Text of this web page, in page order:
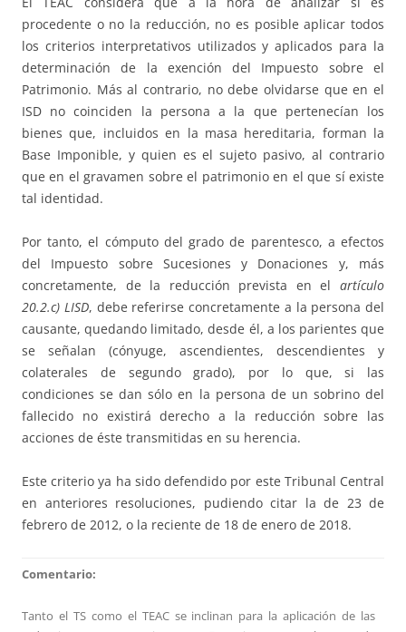
procedente o no la reducción, no es posible aplicar todos
los criterios interpretativos utilizados y aplicados para la
determinación de la exención del Impuesto sobre el
Patrimonio. Más al contrario, no debe olvidarse que en el
ISD no coinciden la persona a la que pertenecían los
bienes que, incluidos en la masa hereditaria, forman la
Base Imponible, y quien es el sujeto pasivo, al contrario
que en el gravamen sobre el patrimonio en el que sí existe
tal identidad.
Por tanto, el cómputo del grado de parentesco, a efectos
del Impuesto sobre Sucesiones y Donaciones y, más
concretamente, de la reducción prevista en el artículo
20.2.c) LISD, debe referirse concretamente a la persona del
causante, quedando limitado, desde él, a los parientes que
se señalan (cónyuge, ascendientes, descendientes y
colaterales de segundo grado), por lo que, si las
condiciones se dan sólo en la persona de un sobrino del
fallecido no existirá derecho a la reducción sobre las
acciones de éste transmitidas en su herencia.
Este criterio ya ha sido defendido por este Tribunal Central
en anteriores resoluciones, pudiendo citar la de 23 de
febrero de 2012, o la reciente de 18 de enero de 2018.
Comentario:
Tanto el TS como el TEAC se inclinan para la aplicación de las